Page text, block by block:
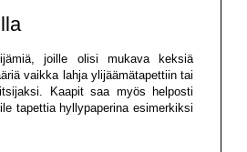
joille olisi mukava keksiä
vaikka lahja ylijäämätapettiin tai
Kaapit saa myös helposti
tapettia hyllypaperina esimerkiksi